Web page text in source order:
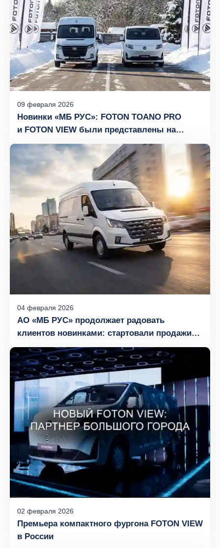
09 февраля 2026
Новинки «МБ РУС»: FOTON TOANO PRO
и FOTON VIEW были представлены на
международном форуме FLEET WORLD 2026
04 февраля 2026
АО «МБ РУС» продолжает радовать
клиентов новинками: стартовали продажи
нового FOTON TOANO PRO в России
02 февраля 2026
Премьера компактного фургона FOTON VIEW
в России